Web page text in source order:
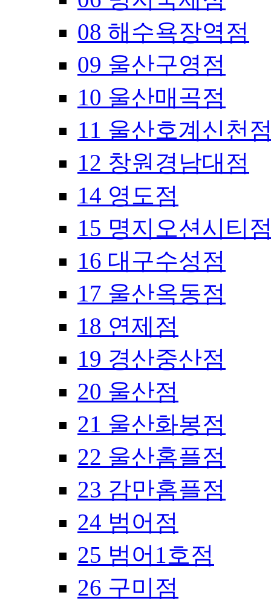
08 해수욕장역점
09 울산구영점
10 울산매곡점
11 울산호계신천
12 창원경남대점
14 영도점
15 명지오션시티
16 대구수성점
17 울산옥동점
18 연제점
19 경산중산점
20 울산점
21 울산화봉점
22 울산홈플점
23 감만홈플점
24 범어점
25 범어1호점
26 구미점